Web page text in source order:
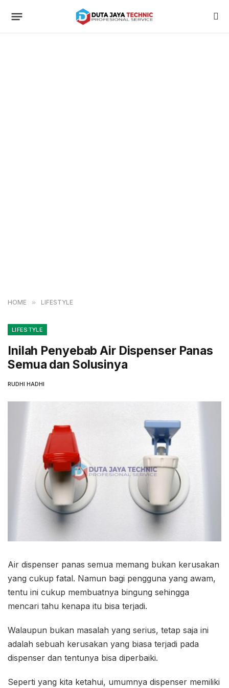
HOME » LIFESTYLE
LIFESTYLE
Inilah Penyebab Air Dispenser Panas
Semua dan Solusinya
RUDHI HADHI
Air dispenser panas semua memang bukan kerusakan
yang cukup fatal. Namun bagi pengguna yang awam,
tentu ini cukup membuatnya bingung sehingga
mencari tahu kenapa itu bisa terjadi.
Walaupun bukan masalah yang serius, tetap saja ini
adalah sebuah kerusakan yang biasa terjadi pada
dispenser dan tentunya bisa diperbaiki.
Seperti yang kita ketahui, umumnya dispenser memiliki